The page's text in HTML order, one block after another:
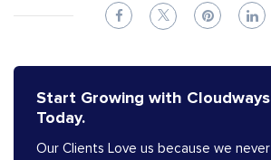
Start Growing with Cloudways
Today.
Our Clients Love us because we never